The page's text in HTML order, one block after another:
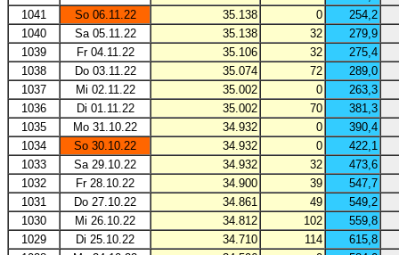
1041
So 06.11.22 35.138 0
254,2
1040
Sa 05.11.22 35.138 32
279,9
1039
Fr 04.11.22 35.106 32
275,4
1038
Do 03.11.22 35.074 72
289,0
1037
Mi 02.11.22 35.002 0
263,3
1036
Di 01.11.22 35.002 70
381,3
1035
Mo 31.10.22 34.932 0
390,4
1034
So 30.10.22 34.932 0
422,1
1033
Sa 29.10.22 34.932 32
473,6
1032
Fr 28.10.22 34.900 39
547,7
1031
Do 27.10.22 34.861 49
549,2
1030
Mi 26.10.22 34.812 102
559,8
1029
Di 25.10.22 34.710 114
615,8